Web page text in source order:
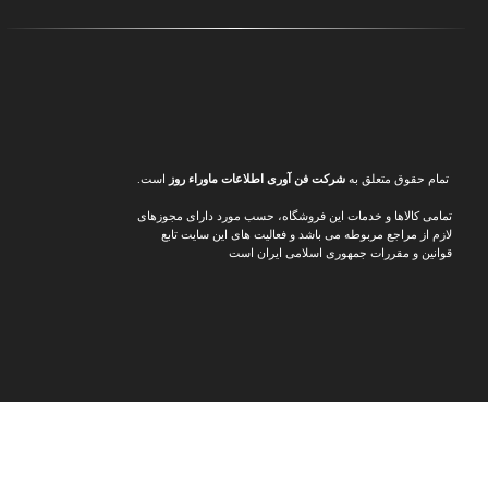
تمام حقوق متعلق بهشرکت فن آوری اطلاعات ماوراء روز است.
تمامی کالاها و خدمات این فروشگاه، حسب مورد دارای مجوزهای
لازم از مراجع مربوطه می باشد و فعالیت های این سایت تابع
قوانین و مقررات جمهوری اسلامی ایران است